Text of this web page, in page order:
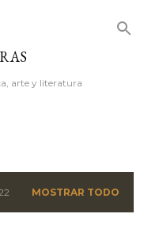
arte y literatura
MOSTRAR TODO